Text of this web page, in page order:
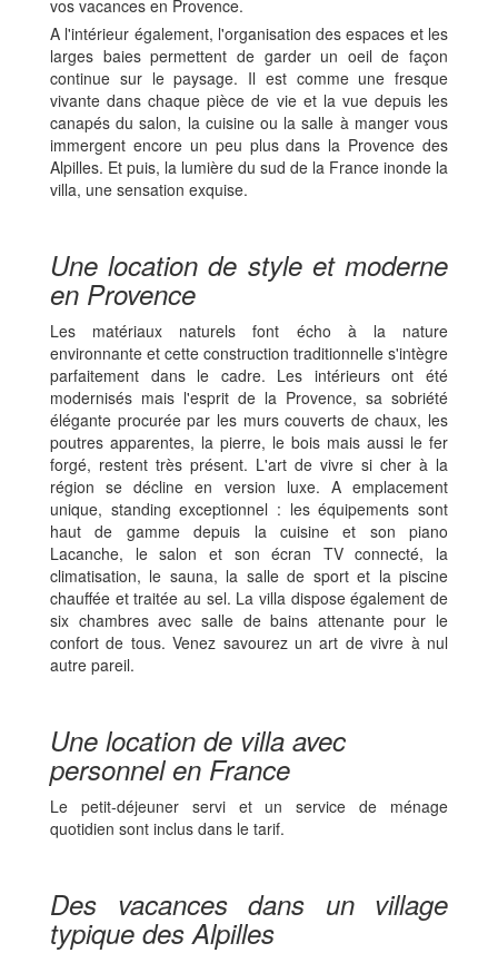
vos vacances en Provence.
A l'intérieur également, l'organisation des espaces et les
larges baies permettent de garder un oeil de façon
continue sur le paysage. Il est comme une fresque
vivante dans chaque pièce de vie et la vue depuis les
canapés du salon, la cuisine ou la salle à manger vous
immergent encore un peu plus dans la Provence des
Alpilles. Et puis, la lumière du sud de la France inonde la
villa, une sensation exquise.
Une location de style et moderne
en Provence
Les matériaux naturels font écho à la nature
environnante et cette construction traditionnelle s'intègre
parfaitement dans le cadre. Les intérieurs ont été
modernisés mais l'esprit de la Provence, sa sobriété
élégante procurée par les murs couverts de chaux, les
poutres apparentes, la pierre, le bois mais aussi le fer
forgé, restent très présent. L'art de vivre si cher à la
région se décline en version luxe. A emplacement
unique, standing exceptionnel : les équipements sont
haut de gamme depuis la cuisine et son piano
Lacanche, le salon et son écran TV connecté, la
climatisation, le sauna, la salle de sport et la piscine
chauffée et traitée au sel. La villa dispose également de
six chambres avec salle de bains attenante pour le
confort de tous. Venez savourez un art de vivre à nul
autre pareil.
Une location de villa avec
personnel en France
Le petit-déjeuner servi et un service de ménage
quotidien sont inclus dans le tarif.
Des vacances dans un village
typique des Alpilles